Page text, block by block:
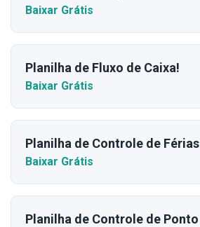
Baixar Grátis
Planilha de Fluxo de Caixa!
Baixar Grátis
Planilha de Controle de Férias
Baixar Grátis
Planilha de Controle de Ponto